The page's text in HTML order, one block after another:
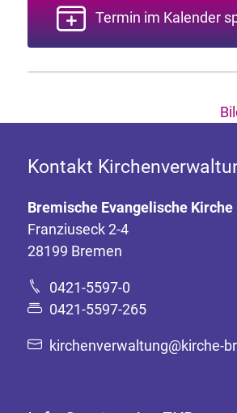
Termin im Kalender
Kontakt
Bremische Evangelische Kirche
Franziuseck 2-4
28199 Bremen
0421-5597-0
0421-5597-265
kirchenverwaltung@kirche-